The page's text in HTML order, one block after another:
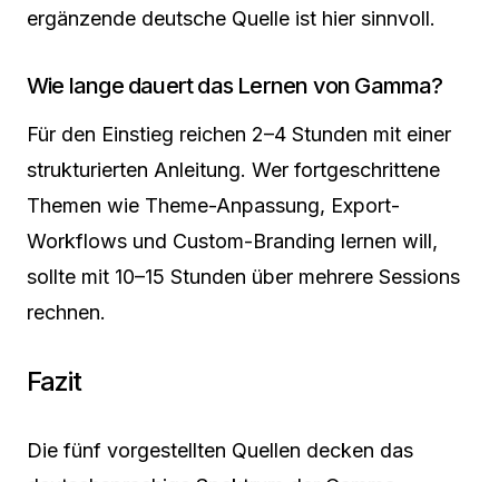
ergänzende deutsche Quelle ist hier sinnvoll.
Wie lange dauert das Lernen von Gamma?
Für den Einstieg reichen 2–4 Stunden mit einer
strukturierten Anleitung. Wer fortgeschrittene
Themen wie Theme-Anpassung, Export-
Workflows und Custom-Branding lernen will,
sollte mit 10–15 Stunden über mehrere Sessions
rechnen.
Fazit
Die fünf vorgestellten Quellen decken das